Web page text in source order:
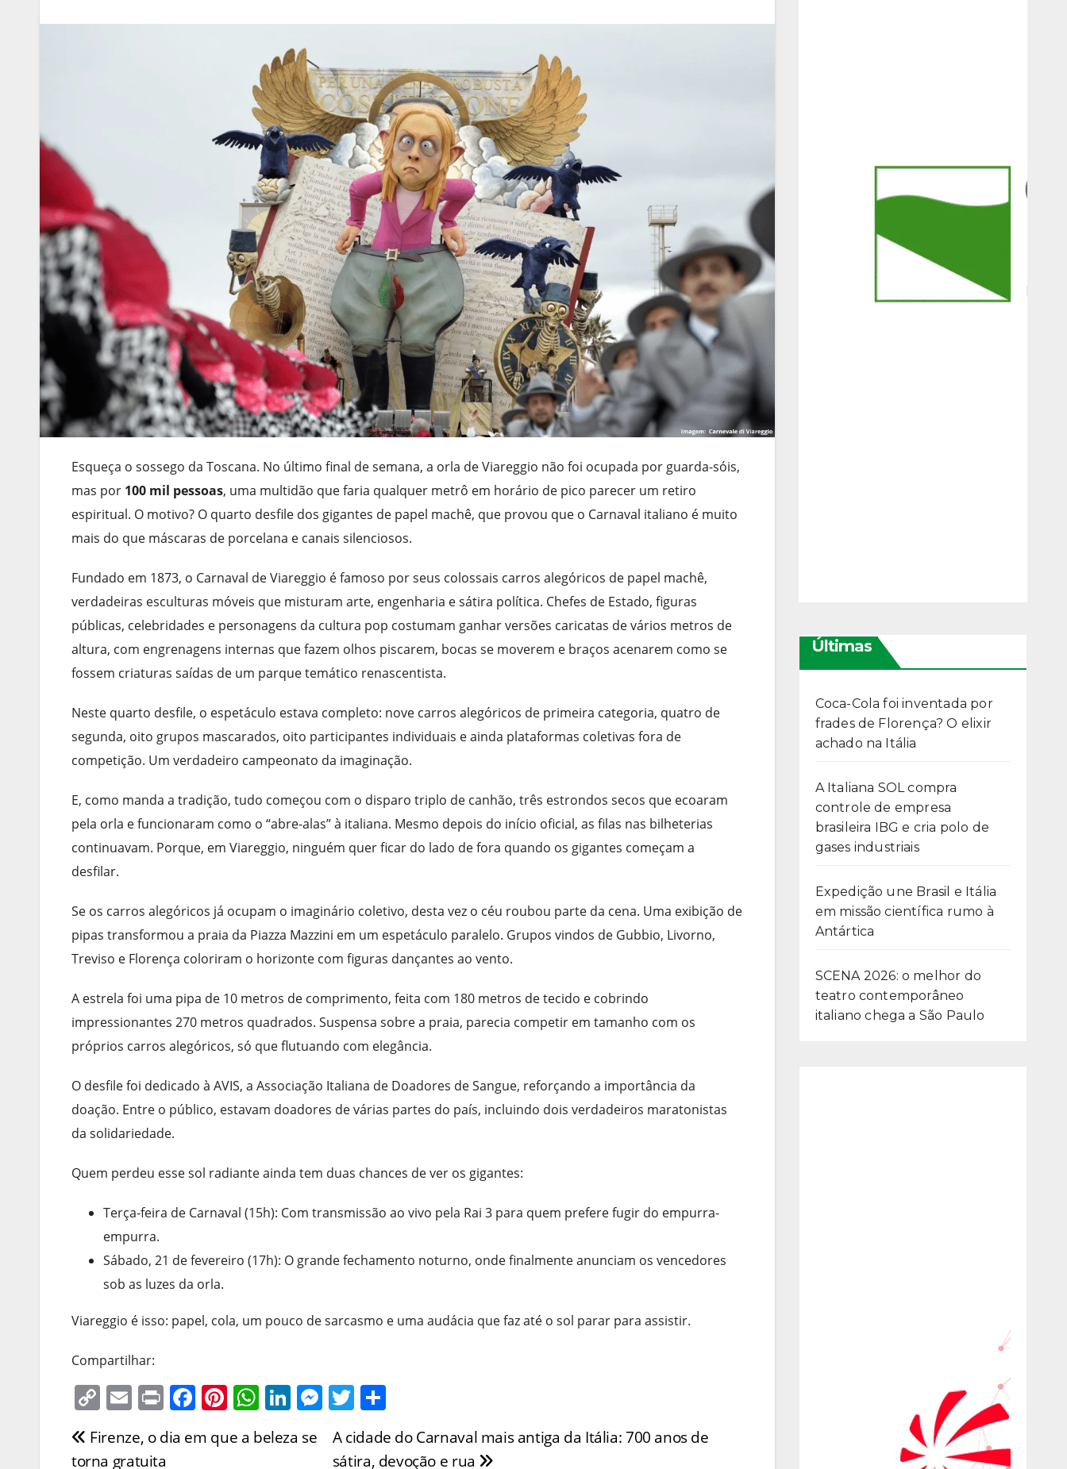
Esqueça o sossego da Toscana. No último final de semana, a orla de Viareggio não foi ocupada por guarda-sóis,
mas por 100 mil pessoas, uma multidão que faria qualquer metrô em horário de pico parecer um retiro
espiritual. O motivo? O quarto desfile dos gigantes de papel machê, que provou que o Carnaval italiano é muito
mais do que máscaras de porcelana e canais silenciosos.
Fundado em 1873, o Carnaval de Viareggio é famoso por seus colossais carros alegóricos de papel machê,
verdadeiras esculturas móveis que misturam arte, engenharia e sátira política. Chefes de Estado, figuras
públicas, celebridades e personagens da cultura pop costumam ganhar versões caricatas de vários metros de
altura, com engrenagens internas que fazem olhos piscarem, bocas se moverem e braços acenarem como se
fossem criaturas saídas de um parque temático renascentista.
Neste quarto desfile, o espetáculo estava completo: nove carros alegóricos de primeira categoria, quatro de
segunda, oito grupos mascarados, oito participantes individuais e ainda plataformas coletivas fora de
competição. Um verdadeiro campeonato da imaginação.
E, como manda a tradição, tudo começou com o disparo triplo de canhão, três estrondos secos que ecoaram
pela orla e funcionaram como o “abre-alas” à italiana. Mesmo depois do início oficial, as filas nas bilheterias
continuavam. Porque, em Viareggio, ninguém quer ficar do lado de fora quando os gigantes começam a
desfilar.
Se os carros alegóricos já ocupam o imaginário coletivo, desta vez o céu roubou parte da cena. Uma exibição de
pipas transformou a praia da Piazza Mazzini em um espetáculo paralelo. Grupos vindos de Gubbio, Livorno,
Treviso e Florença coloriram o horizonte com figuras dançantes ao vento.
A estrela foi uma pipa de 10 metros de comprimento, feita com 180 metros de tecido e cobrindo
impressionantes 270 metros quadrados. Suspensa sobre a praia, parecia competir em tamanho com os
próprios carros alegóricos, só que flutuando com elegância.
O desfile foi dedicado à AVIS, a Associação Italiana de Doadores de Sangue, reforçando a importância da
doação. Entre o público, estavam doadores de várias partes do país, incluindo dois verdadeiros maratonistas
da solidariedade.
Quem perdeu esse sol radiante ainda tem duas chances de ver os gigantes:
Terça-feira de Carnaval (15h): Com transmissão ao vivo pela Rai 3 para quem prefere fugir do empurra-
empurra.
Sábado, 21 de fevereiro (17h): O grande fechamento noturno, onde finalmente anunciam os vencedores
sob as luzes da orla.
Viareggio é isso: papel, cola, um pouco de sarcasmo e uma audácia que faz até o sol parar para assistir.
Compartilhar:
C
o
p
E
ai
Pr
in
t
F
c
Pi
er
W
h
at
Li
k
M
ss
T
w
itt
h
ar
Navegação
A cidade do Carnaval mais antiga da Itália: 700 anos de
sátira, devoção e rua
Firenze, o dia em que a beleza se
torna gratuita
Últimas
Coca-Cola foi inventada por
frades de Florença? O elixir
achado na Itália
A Italiana SOL compra
controle de empresa
brasileira IBG e cria polo de
gases industriais
Expedição une Brasil e Itália
em missão científica rumo à
Antártica
SCENA 2026: o melhor do
teatro contemporâneo
italiano chega a São Paulo